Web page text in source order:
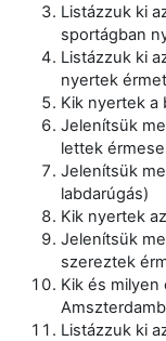
Listázzuk ki
sportágban
Listázzuk ki
nyertek
Kik nyertek a
Jelenítsük
lettek
Jelenítsük
labdarúgás)
Kik nyertek
Jelenítsük
szereztek
Kik és
Listázzuk ki